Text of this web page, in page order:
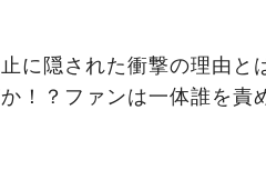
に隠された衝撃の理由と
！？ファンは一体誰を責